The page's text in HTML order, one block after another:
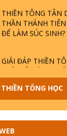
THẦN THÁNH
ĐỂ LÀM SÚC SINH?
LOÀI CÔ HỒN -
GIẢI ĐÁP THIỀN
NGUỒN GỐC ÂM
TẦNG BÌNH LƯU
THIỀN TÔNG HỌC